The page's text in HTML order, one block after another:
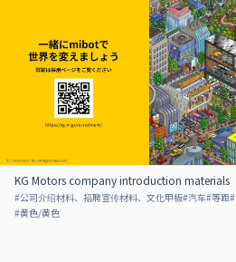
KG Motors company introduction materials
#公司介绍材料、招聘宣传材料、文化甲板#汽车#等距#
#黄色/黄色